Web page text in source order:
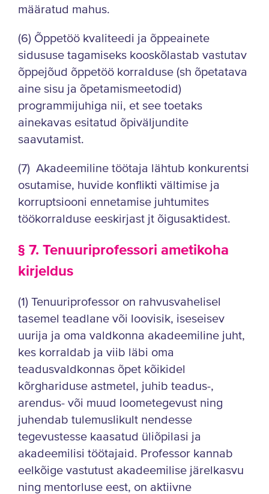
määratud mahus.
(6) Õppetöö kvaliteedi ja õppeainete
sidususe tagamiseks kooskõlastab vastutav
õppejõud õppetöö korralduse (sh õpetatava
aine sisu ja õpetamismeetodid)
programmijuhiga nii, et see toetaks
ainekavas esitatud õpiväljundite
saavutamist.
(7) Akadeemiline töötaja lähtub konkurentsi
osutamise, huvide konflikti vältimise ja
korruptsiooni ennetamise juhtumites
töökorralduse eeskirjast jt õigusaktidest.
§ 7. Tenuuriprofessori ametikoha
kirjeldus
(1) Tenuuriprofessor on rahvusvahelisel
tasemel teadlane või loovisik, iseseisev
uurija ja oma valdkonna akadeemiline juht,
kes korraldab ja viib läbi oma
teadusvaldkonnas õpet kõikidel
kõrghariduse astmetel, juhib teadus-,
arendus- või muud loometegevust ning
juhendab tulemuslikult nendesse
tegevustesse kaasatud üliõpilasi ja
akadeemilisi töötajaid. Professor kannab
eelkõige vastutust akadeemilise järelkasvu
ning mentorluse eest, on aktiivne